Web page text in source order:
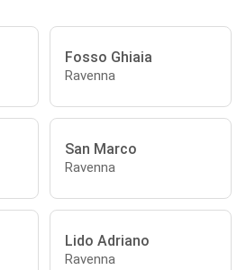
Fosso Ghiaia
Ravenna
San Marco
Ravenna
Lido Adriano
Ravenna